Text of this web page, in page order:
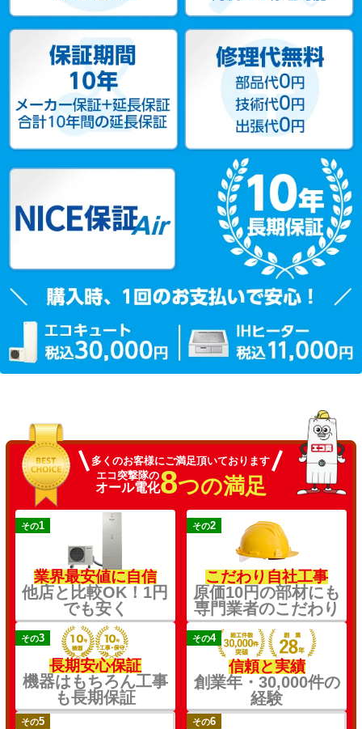
多くのお客様にご満足頂いております
エコ突撃隊の
オール電化8つの満足
その1
業界最安値に自信
他店と比較OK！1円
でも安く
その2
こだわり自社工事
原価10円の部材にも
専門業者のこだわり
その3
長期安心保証
機器はもちろん工事
も長期保証
その4
信頼と実績
創業年・30,000件の
経験
その5 その6